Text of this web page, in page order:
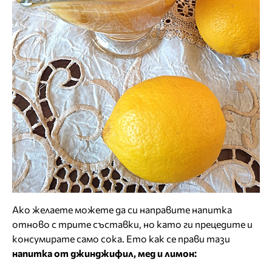
Ако желаете можете да си направите напитка
отново с трите съставки, но като ги прецедите и
консумирате само сока. Ето как се прави тази
напитка от джинджифил, мед и лимон: